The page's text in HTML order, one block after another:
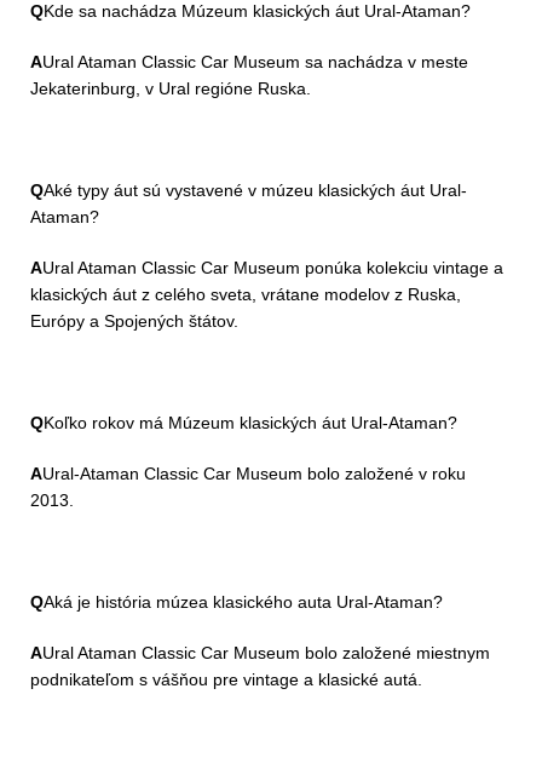
QKde sa nachádza Múzeum klasických áut Ural-Ataman?
AUral Ataman Classic Car Museum sa nachádza v meste
Jekaterinburg, v Ural regióne Ruska.
QAké typy áut sú vystavené v múzeu klasických áut Ural-
Ataman?
AUral Ataman Classic Car Museum ponúka kolekciu vintage a
klasických áut z celého sveta, vrátane modelov z Ruska,
Európy a Spojených štátov.
QKoľko rokov má Múzeum klasických áut Ural-Ataman?
AUral-Ataman Classic Car Museum bolo založené v roku
2013.
QAká je história múzea klasického auta Ural-Ataman?
AUral Ataman Classic Car Museum bolo založené miestnym
podnikateľom s vášňou pre vintage a klasické autá.